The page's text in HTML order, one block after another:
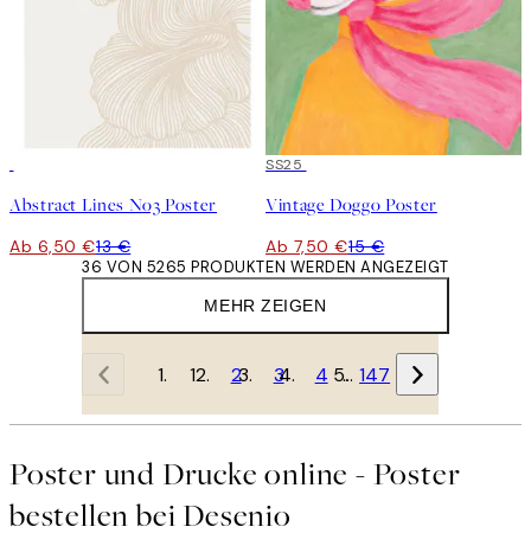
Abstract Lines No3 Poster
Ab 6,50 €13 €
50%*
SS25
Vintage Doggo Poster
Ab 7,50 €15 €
MEHR ZEIGEN
36 VON 5265 PRODUKTEN WERDEN ANGEZEIGT
1 2 3 4 … 147
Poster und Drucke online - Poster
bestellen bei Desenio